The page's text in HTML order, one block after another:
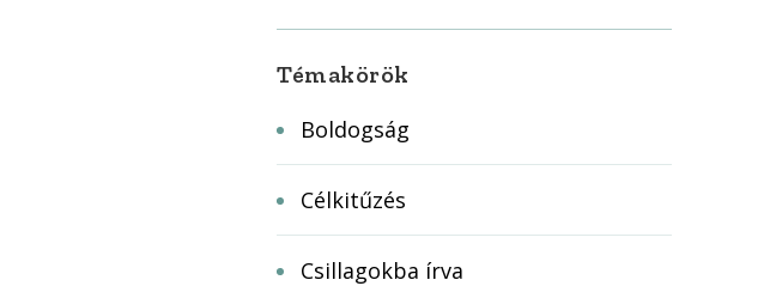
Témakörök
Boldogság
Célkitűzés
Csillagokba írva